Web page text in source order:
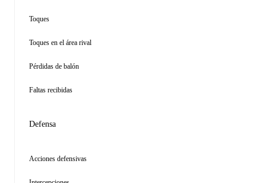
Toques
Toques en el área rival
Pérdidas de balón
Faltas recibidas
Defensa
Acciones defensivas